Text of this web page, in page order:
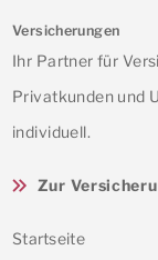
Versicherungen
Ihr Partner für
Privatkunden und
individuell.
Zur
Startseite